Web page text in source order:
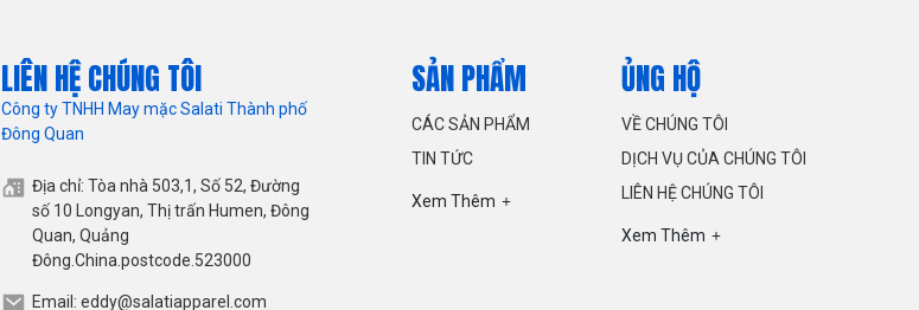
LIÊN HỆ CHÚNG TÔI
Công ty TNHH May mặc Salati Thành phố
Đông Quan
Địa chỉ: Tòa nhà 503,1, Số 52, Đường
số 10 Longyan, Thị trấn Humen, Đông
Quan, Quảng
Đông.China.postcode.523000
Email: eddy@salatiapparel.com
SẢN PHẨM
CÁC SẢN PHẨM
TIN TỨC
Xem Thêm
ỦNG HỘ
VỀ CHÚNG TÔI
DỊCH VỤ CỦA CHÚNG TÔI
LIÊN HỆ CHÚNG TÔI
Xem Thêm